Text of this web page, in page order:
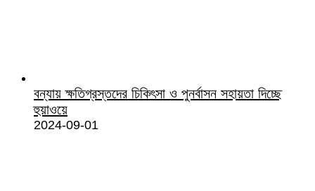
বন্যায় ক্ষতিগ্রস্তদের চিকিৎসা ও পুনর্বাসন সহায়তা দিচ্ছে
হুয়াওয়ে
2024-09-01